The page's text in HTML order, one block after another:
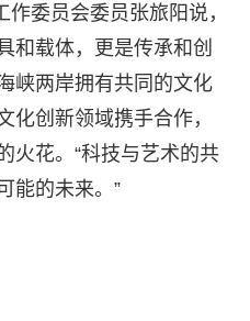
委员会委员张旅阳说，
和载体，更是传承和创
峡两岸拥有共同的文化
化创新领域携手合作，
火花。“科技与艺术的共
能的未来。”